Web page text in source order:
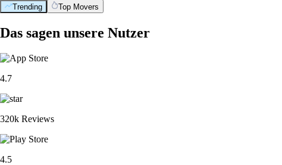
Trending Top Movers
Das sagen unsere Nutzer
4.7
320k Reviews
4.5